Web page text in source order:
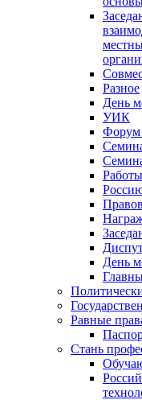
Разное
День
УИК
Форум
День
Равные
Стань